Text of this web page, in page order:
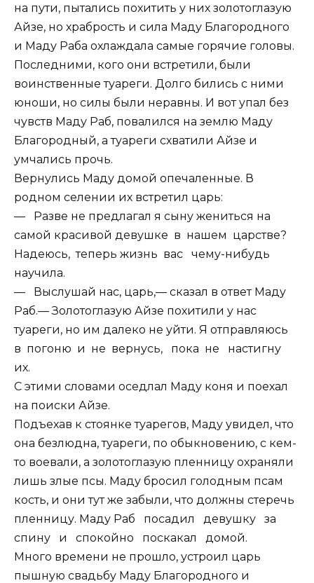
на пути, пытались похитить у них золотоглазую
Айзе, но храбрость и сила Маду Благородного
и Маду Раба охлаждала самые горячие головы.
Последними, кого они встретили, были
воинственные туареги. Долго бились с ними
юноши, но силы были неравны. И вот упал без
чувств Маду Раб, повалился на землю Маду
Благородный, а туареги схватили Айзе и
умчались прочь.
Вернулись Маду домой опечаленные. В
родном селении их встретил царь:
— Разве не предлагал я сыну жениться на
самой красивой девушке в нашем царстве?
Надеюсь, теперь жизнь вас чему-нибудь
научила.
— Выслушай нас, царь,— сказал в ответ Маду
Раб.— Золотоглазую Айзе похитили у нас
туареги, но им далеко не уйти. Я отправляюсь
в погоню и не вернусь, пока не настигну
их.
С этими словами оседлал Маду коня и поехал
на поиски Айзе.
Подъехав к стоянке туарегов, Маду увидел, что
она безлюдна, туареги, по обыкновению, с кем-
то воевали, а золотоглазую пленницу охраняли
лишь злые псы. Маду бросил голодным псам
кость, и они тут же забыли, что должны стеречь
пленницу. Маду Раб посадил девушку за
спину и спокойно поскакал домой.
Много времени не прошло, устроил царь
пышную свадьбу Маду Благородного и